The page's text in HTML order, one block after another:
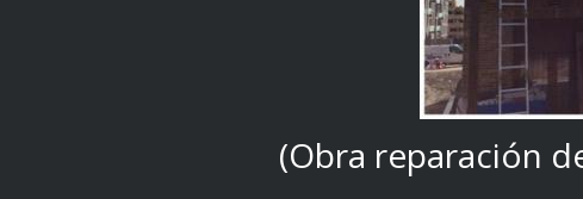
(Obra reparación